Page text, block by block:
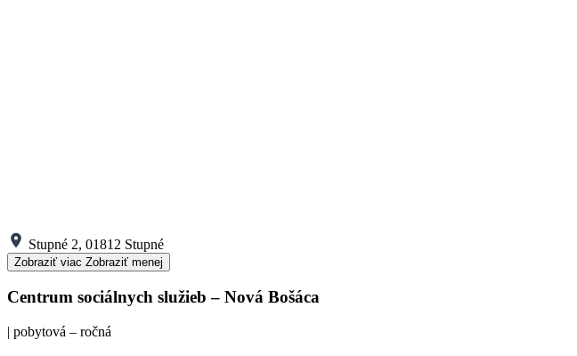
Stupné 2, 01812 Stupné
Zobraziť viac Zobraziť menej
Centrum sociálnych služieb – Nová Bošáca
| pobytová – ročná